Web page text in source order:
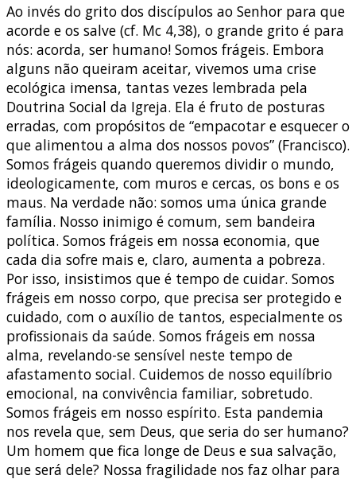
Ao invés do grito dos discípulos ao Senhor para que
acorde e os salve (cf. Mc 4,38), o grande grito é para
nós: acorda, ser humano! Somos frágeis. Embora
alguns não queiram aceitar, vivemos uma crise
ecológica imensa, tantas vezes lembrada pela
Doutrina Social da Igreja. Ela é fruto de posturas
erradas, com propósitos de “empacotar e esquecer o
que alimentou a alma dos nossos povos” (Francisco).
Somos frágeis quando queremos dividir o mundo,
ideologicamente, com muros e cercas, os bons e os
maus. Na verdade não: somos uma única grande
família. Nosso inimigo é comum, sem bandeira
política. Somos frágeis em nossa economia, que
cada dia sofre mais e, claro, aumenta a pobreza.
Por isso, insistimos que é tempo de cuidar. Somos
frágeis em nosso corpo, que precisa ser protegido e
cuidado, com o auxílio de tantos, especialmente os
profissionais da saúde. Somos frágeis em nossa
alma, revelando-se sensível neste tempo de
afastamento social. Cuidemos de nosso equilíbrio
emocional, na convivência familiar, sobretudo.
Somos frágeis em nosso espírito. Esta pandemia
nos revela que, sem Deus, que seria do ser humano?
Um homem que fica longe de Deus e sua salvação,
que será dele? Nossa fragilidade nos faz olhar para